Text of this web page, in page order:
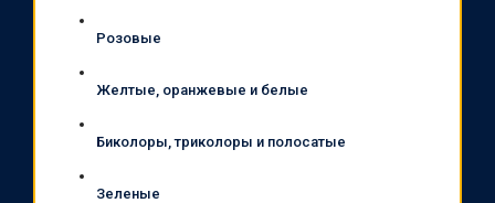
Розовые
Желтые, оранжевые и белые
Биколоры, триколоры и полосатые
Зеленые